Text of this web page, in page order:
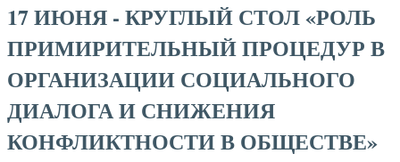
17 ИЮНЯ - КРУГЛЫЙ СТОЛ «РОЛЬ
ПРИМИРИТЕЛЬНЫЙ ПРОЦЕДУР В
ОРГАНИЗАЦИИ СОЦИАЛЬНОГО
ДИАЛОГА И СНИЖЕНИЯ
КОНФЛИКТНОСТИ В ОБЩЕСТВЕ»